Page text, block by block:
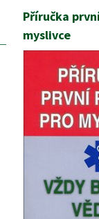
Příručka
myslivce